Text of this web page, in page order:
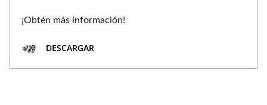
¡Obtén más información!
DESCARGAR